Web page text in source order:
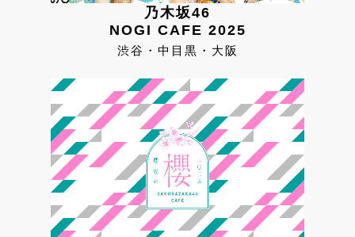
乃木坂46
NOGI CAFE 2025
渋谷・中目黒・大阪